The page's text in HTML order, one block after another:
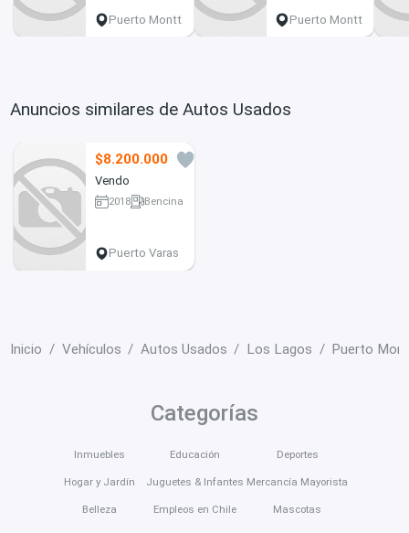
Puerto Montt Puerto Montt
Anuncios similares de Autos Usados
$8.200.000
Vendo
2018
Bencina
Puerto Varas
Inicio Vehículos Autos Usados Los Lagos Puerto
Categorías
Inmuebles
Hogar y Jardín
Belleza
Educación
Juguetes & Infantes
Empleos en Chile
Deportes
Mercancía Mayorista
Mascotas